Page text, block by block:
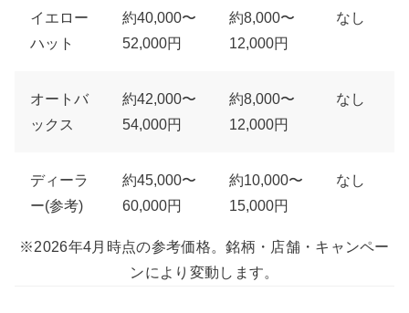
イエロー
ハット
約40,000〜
52,000円
約8,000〜
12,000円
なし
オートバ
ックス
約42,000〜
54,000円
約8,000〜
12,000円
なし
ディーラ
ー(参考)
約45,000〜
60,000円
約10,000〜
15,000円
なし
※2026年4月時点の参考価格。銘柄・店舗・キャンペー
ンにより変動します。